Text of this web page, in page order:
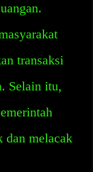
transaksi
Selain itu,
dan melacak